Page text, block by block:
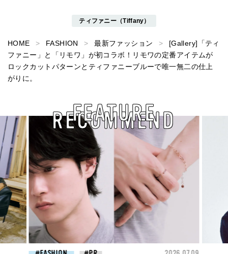
ティファニー（Tiffany）
HOME FASHION 最新ファッション
[Gallery]「ティ
ファニー」と「リモワ」が初コラボ！リモワの定番アイテムが
ロックカットパターンとティファニーブルーで唯一無二の仕上
がりに。
RECOMMEND
FEATURE